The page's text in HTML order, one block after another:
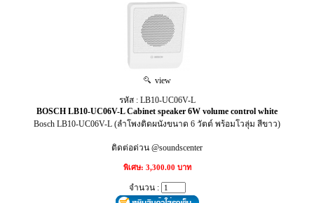
view
รหัส : LB10-UC06V-L
BOSCH LB10-UC06V-L Cabinet speaker 6W volume control white
Bosch LB10-UC06V-L (ลำโพงติดผนังขนาด 6 วัตต์ พร้อมโวลุ่ม สีขาว)
ติดต่อด่วน @soundscenter
พิเศษ: 3,300.00 บาท
จำนวน :